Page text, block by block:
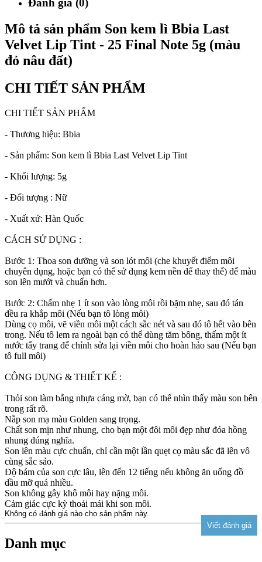
Đánh giá (0)
Mô tả sản phẩm Son kem lì Bbia Last
Velvet Lip Tint - 25 Final Note 5g (màu
đỏ nâu đất)
CHI TIẾT SẢN PHẨM
CHI TIẾT SẢN PHẨM
- Thương hiệu: Bbia
- Sản phẩm: Son kem lì Bbia Last Velvet Lip Tint
- Khối lượng: 5g
- Đối tượng : Nữ
- Xuất xứ: Hàn Quốc
CÁCH SỬ DỤNG :
Bước 1: Thoa son dưỡng và son lót môi (che khuyết điểm môi
chuyên dụng, hoặc bạn có thể sử dụng kem nền để thay thế) để màu
son lên mướt và chuẩn hơn.
Bước 2: Chấm nhẹ 1 ít son vào lòng môi rồi bặm nhẹ, sau đó tán
đều ra khắp môi (Nếu bạn tô lòng môi)
Dùng cọ môi, vẽ viền môi một cách sắc nét và sau đó tô hết vào bên
trong. Nếu tô lem ra ngoài bạn có thể dùng tăm bông, thấm một ít
nước tẩy trang để chỉnh sửa lại viền môi cho hoàn hảo sau (Nếu bạn
tô full môi)
CÔNG DỤNG & THIẾT KẾ :
Thỏi son làm bằng nhựa cáng mờ, bạn có thể nhìn thấy màu son bên
trong rất rõ.
Nắp son mạ màu Golden sang trọng.
Chất son mịn như nhung, cho bạn một đôi môi đẹp như đóa hồng
nhung đúng nghĩa.
Son lên màu cực chuẩn, chỉ cần một lần quẹt cọ màu sắc đã lên vô
cùng sắc sảo.
Độ bám của son cực lâu, lên đến 12 tiếng nếu không ăn uống đồ
dầu mỡ quá nhiều.
Son không gây khô môi hay nặng môi.
Cảm giác cực kỳ thoải mái khi son môi.
Không có đánh giá nào cho sản phẩm này.
Danh mục